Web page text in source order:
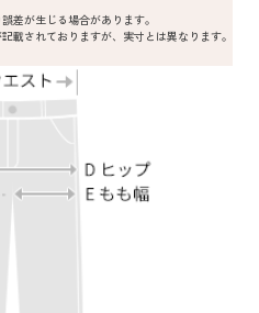
差が生じる場合があります。
載されておりますが、実寸とは異なります。